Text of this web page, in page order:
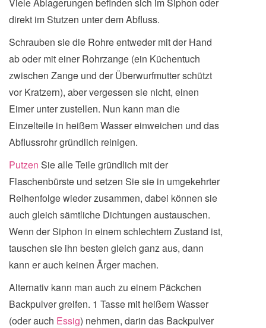
direkt im Stutzen unter dem Abfluss.
Schrauben sie die Rohre entweder mit der Hand
ab oder mit einer Rohrzange (ein Küchentuch
zwischen Zange und der Überwurfmutter schützt
vor Kratzern), aber vergessen sie nicht, einen
Eimer unter zustellen. Nun kann man die
Einzelteile in heißem Wasser einweichen und das
Abflussrohr gründlich reinigen.
Putzen Sie alle Teile gründlich mit der
Flaschenbürste und setzen Sie sie in umgekehrter
Reihenfolge wieder zusammen, dabei können sie
auch gleich sämtliche Dichtungen austauschen.
Wenn der Siphon in einem schlechtem Zustand ist,
tauschen sie ihn besten gleich ganz aus, dann
kann er auch keinen Ärger machen.
Alternativ kann man auch zu einem Päckchen
Backpulver greifen. 1 Tasse mit heißem Wasser
(oder auch Essig) nehmen, darin das Backpulver